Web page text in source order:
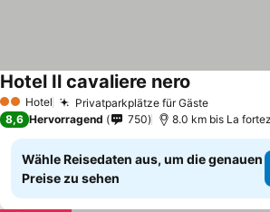
2 Sterne
Hotel Privatparkplätze für Gäste
Hotel Il cavaliere nero
8,6 Hervorragend 750 8.0 km bis La
Wähle Reisedaten aus, um die genauen
Preise zu sehen